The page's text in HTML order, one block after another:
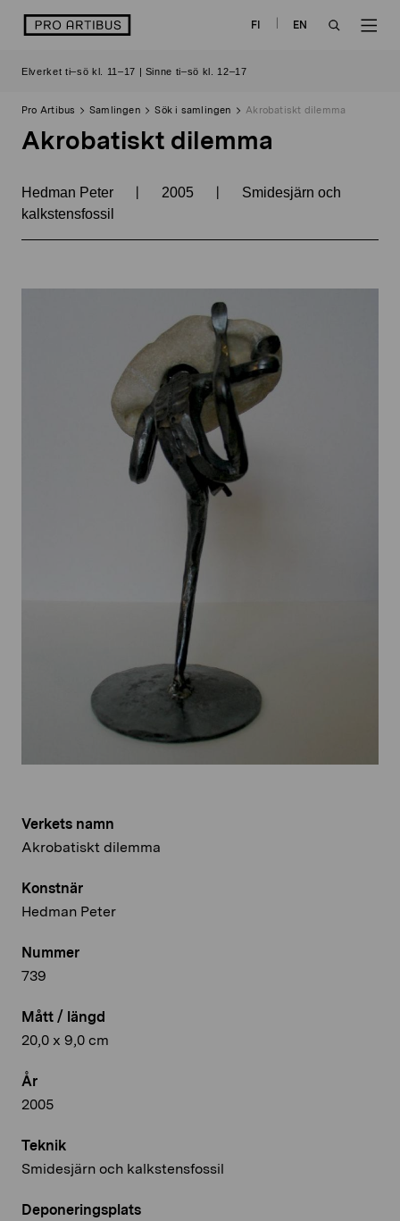
logo FI
EN
Elverket ti–sö kl. 11–17 | Sinne ti–sö kl. 12–17
Pro Artibus Samlingen Sök i samlingen Akrobatiskt dilemma
Akrobatiskt dilemma
Hedman Peter | 2005 |
Smidesjärn och
kalkstensfossil
Verkets namn
Akrobatiskt dilemma
Konstnär
Hedman Peter
Nummer
739
Mått / längd
20,0 x 9,0 cm
År
2005
Teknik
Smidesjärn och kalkstensfossil
Deponeringsplats